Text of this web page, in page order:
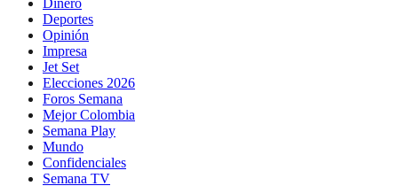
Deportes
Opinión
Impresa
Jet Set
Elecciones 2026
Foros Semana
Mejor Colombia
Semana Play
Mundo
Confidenciales
Semana TV